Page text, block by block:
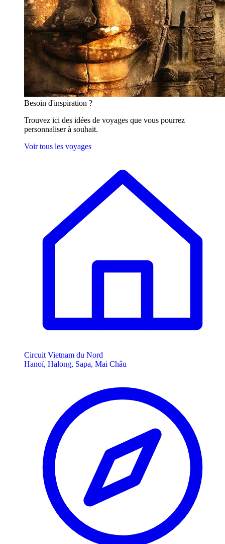
Besoin d'inspiration ?
Trouvez ici des idées de voyages que vous pourrez
personnaliser à souhait.
Voir tous les voyages
Circuit Vietnam du Nord
Hanoï, Halong, Sapa, Mai Châu